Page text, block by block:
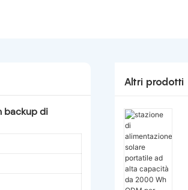
backup di
Altri prodotti